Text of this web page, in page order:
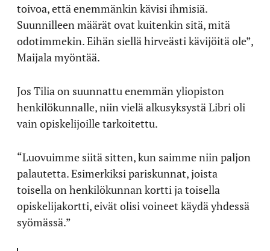
toivoa, että enemmänkin kävisi ihmisiä.
Suunnilleen määrät ovat kuitenkin sitä, mitä
odotimmekin. Eihän siellä hirveästi kävijöitä ole”,
Maijala myöntää.
Jos Tilia on suunnattu enemmän yliopiston
henkilökunnalle, niin vielä alkusyksystä Libri oli
vain opiskelijoille tarkoitettu.
“Luovuimme siitä sitten, kun saimme niin paljon
palautetta. Esimerkiksi pariskunnat, joista
toisella on henkilökunnan kortti ja toisella
opiskelijakortti, eivät olisi voineet käydä yhdessä
syömässä.”